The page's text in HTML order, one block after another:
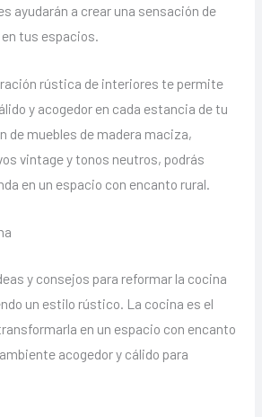
ayudarán a crear una sensación de
tus espacios.
rústica de interiores te permite
y acogedor en cada estancia de tu
de muebles de madera maciza,
vintage y tonos neutros, podrás
en un espacio con encanto rural.
y consejos para reformar la cocina
un estilo rústico. La cocina es el
en un espacio con encanto
acogedor y cálido para